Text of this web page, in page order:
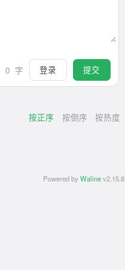
0 字 登录 提交
按正序 按倒序 按热度
Powered by Walinev2.15.8